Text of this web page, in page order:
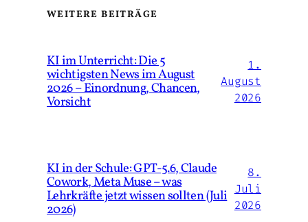
WEITERE BEITRÄGE
KI im Unterricht: Die 5
wichtigsten News im August
2026 – Einordnung, Chancen,
Vorsicht
1.
August
2026
KI in der Schule: GPT-5.6, Claude
Cowork, Meta Muse – was
Lehrkräfte jetzt wissen sollten (Juli
2026)
8.
Juli
2026